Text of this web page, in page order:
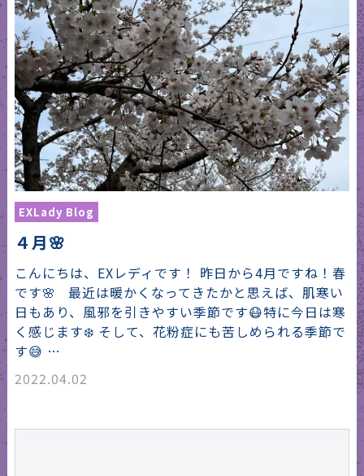
EXLady Blog
４月🌸
こんにちは、EXレディです！ 昨日から4月ですね！春
です🌸 最近は暖かくなってきたかと思えば、肌寒い
日もあり、風邪を引きやすい季節です😷特に今日は寒
く感じます❄️ そして、花粉症にも苦しめられる季節で
す😅 …
2022.04.02